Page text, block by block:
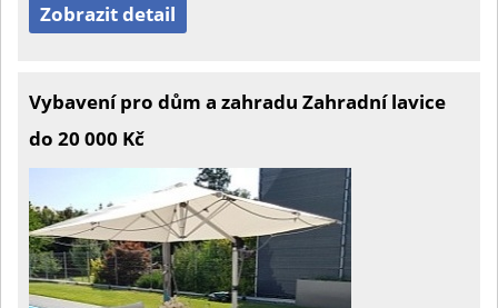
Zobrazit detail
Vybavení pro dům a zahradu Zahradní lavice
do 20 000 Kč